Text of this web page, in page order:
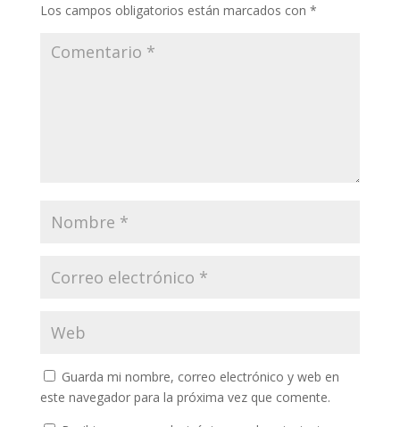
Los campos obligatorios están marcados con *
Guarda mi nombre, correo electrónico y web en
este navegador para la próxima vez que comente.